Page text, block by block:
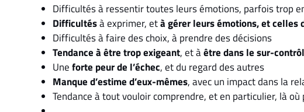
Difficultés à ressentir toutes leurs émotions, parfois trop
Difficultésà exprimer, età gérer leurs émotions, et celles
Difficultés à faire des choix, à prendre des décisions
Tendance à être trop exigeant, et àêtre dans le sur-
Uneforte peur de l’échec, et du regard des autres
Manque d’estime d’eux-mêmes, avec un impact dans la
Tendance à tout vouloir comprendre, et en particulier, là